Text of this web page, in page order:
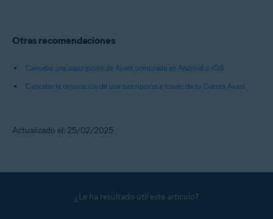
Otras recomendaciones
Cancelar una suscripción de Avast comprada en Android o iOS
Cancelar la renovación de una suscripción a través de tu Cuenta Avast
Actualizado el: 25/02/2025
¿Le ha resultado útil este artículo?